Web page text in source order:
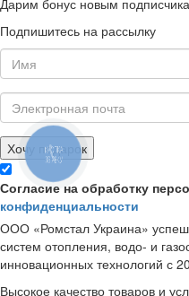
Подпишитесь на рассылку
Хочу подарок
Согласие на обработку
конфиденциальности
ООО «Ромстал Украина»
систем отопления, водо- и
инновационных технологий с
Высокое качество товаров и
КНОПКА
ЗВ'ЯЗКУ